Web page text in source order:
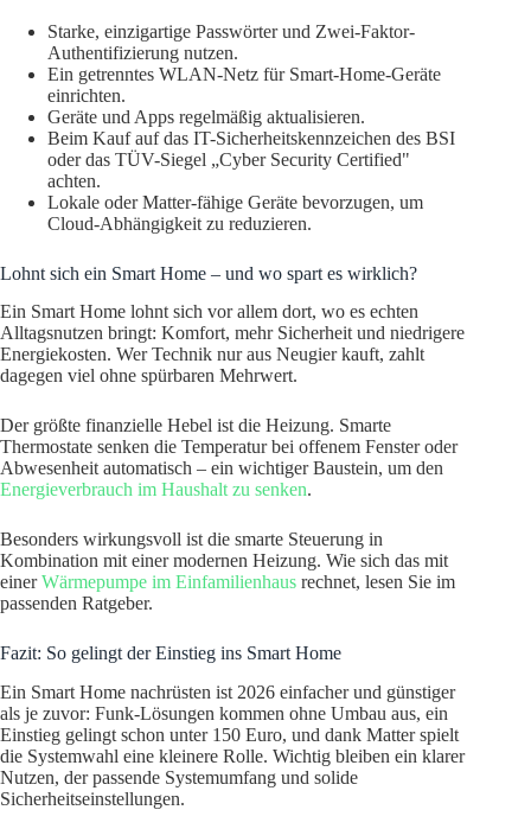
Starke, einzigartige Passwörter und Zwei-Faktor-
Authentifizierung nutzen.
Ein getrenntes WLAN-Netz für Smart-Home-Geräte
einrichten.
Geräte und Apps regelmäßig aktualisieren.
Beim Kauf auf das IT-Sicherheitskennzeichen des BSI
oder das TÜV-Siegel „Cyber Security Certified"
achten.
Lokale oder Matter-fähige Geräte bevorzugen, um
Cloud-Abhängigkeit zu reduzieren.
Lohnt sich ein Smart Home – und wo spart es wirklich?
Ein Smart Home lohnt sich vor allem dort, wo es echten
Alltagsnutzen bringt: Komfort, mehr Sicherheit und niedrigere
Energiekosten. Wer Technik nur aus Neugier kauft, zahlt
dagegen viel ohne spürbaren Mehrwert.
Der größte finanzielle Hebel ist die Heizung. Smarte
Thermostate senken die Temperatur bei offenem Fenster oder
Abwesenheit automatisch – ein wichtiger Baustein, um den
Energieverbrauch im Haushalt zu senken.
Besonders wirkungsvoll ist die smarte Steuerung in
Kombination mit einer modernen Heizung. Wie sich das mit
einerWärmepumpe im Einfamilienhaus rechnet, lesen Sie im
passenden Ratgeber.
Fazit: So gelingt der Einstieg ins Smart Home
Ein Smart Home nachrüsten ist 2026 einfacher und günstiger
als je zuvor: Funk-Lösungen kommen ohne Umbau aus, ein
Einstieg gelingt schon unter 150 Euro, und dank Matter spielt
die Systemwahl eine kleinere Rolle. Wichtig bleiben ein klarer
Nutzen, der passende Systemumfang und solide
Sicherheitseinstellungen.